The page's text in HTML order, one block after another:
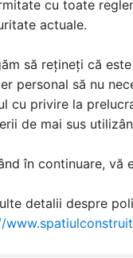
mese
vă
cu toate
actuale.
să rețineți că
personal să nu
cu privire la
de mai sus
în continuare,
detalii despre